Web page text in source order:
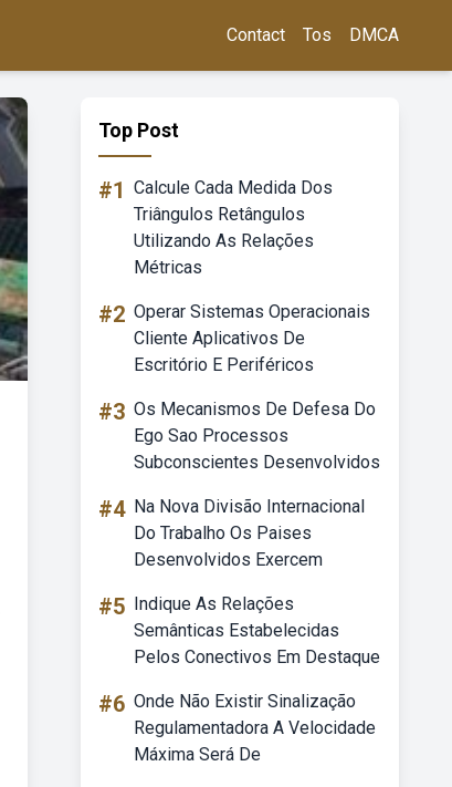
Contact Tos DMCA
Top Post
#1 Calcule Cada Medida Dos
Triângulos Retângulos
Utilizando As Relações
Métricas
#2 Operar Sistemas Operacionais
Cliente Aplicativos De
Escritório E Periféricos
#3 Os Mecanismos De Defesa Do
Ego Sao Processos
Subconscientes Desenvolvidos
#4 Na Nova Divisão Internacional
Do Trabalho Os Paises
Desenvolvidos Exercem
#5 Indique As Relações
Semânticas Estabelecidas
Pelos Conectivos Em Destaque
#6 Onde Não Existir Sinalização
Regulamentadora A Velocidade
Máxima Será De